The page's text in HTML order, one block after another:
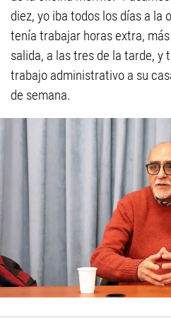
diez, yo iba todos los días a la
tenía trabajar horas extra,
salida, a las tres de la tarde, y
trabajo administrativo a su
de semana.